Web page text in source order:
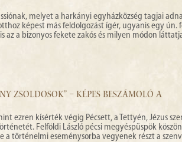
melyet a harkányi egyházközség tagjai
képest más feldolgozást ígér, ugyanis egy
az a bizonyos fekete zakós és milyen módon
ZSOLDOSOK” – KÉPES BESZÁMOLÓ A
ezren kísérték végig Pécsett, a Tettyén, Jézus
Felföldi László pécsi megyéspüspök
a történelmi eseménysorba vegyenek részt a